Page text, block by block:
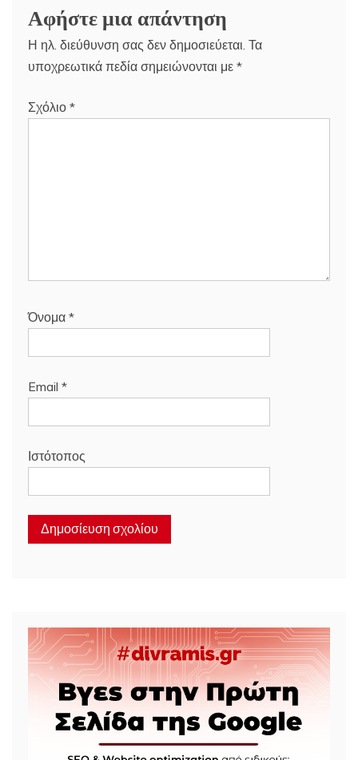
Αφήστε μια απάντηση
Η ηλ. διεύθυνση σας δεν δημοσιεύεται. Τα
υποχρεωτικά πεδία σημειώνονται με *
Σχόλιο *
Όνομα *
Email *
Ιστότοπος